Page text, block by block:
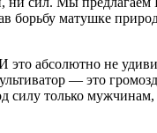
матушке
это абсолютно не
— это
силу только мужчинам,